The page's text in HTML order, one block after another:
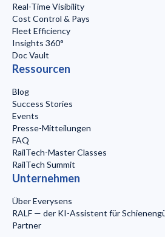
Real-Time Visibility
Cost Control & Pays
Fleet Efficiency
Insights 360°
Doc Vault
Ressourcen
Blog
Success Stories
Events
Presse-Mitteilungen
FAQ
RailTech-Master Classes
RailTech Summit
Unternehmen
Über Everysens
RALF — der KI-Assistent für
Partner